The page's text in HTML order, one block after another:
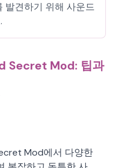
발견하기 위해 사운드
Secret Mod: 팁과
Mod에서 다양한